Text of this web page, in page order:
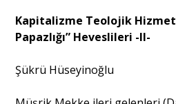
Dünya
Kapitalizme Teolojik
Papazlığı” Heveslileri -II-
Şükrü Hüseyinoğlu